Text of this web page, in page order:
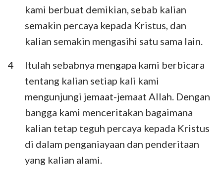
kami berbuat demikian, sebab kalian
semakin percaya kepada Kristus, dan
kalian semakin mengasihi satu sama lain.
4
Itulah sebabnya mengapa kami berbicara
tentang kalian setiap kali kami
mengunjungi jemaat-jemaat Allah. Dengan
bangga kami menceritakan bagaimana
kalian tetap teguh percaya kepada Kristus
di dalam penganiayaan dan penderitaan
yang kalian alami.